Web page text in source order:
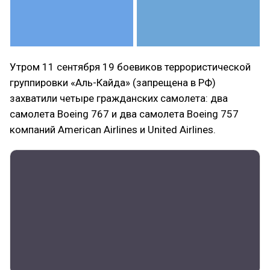
Утром 11 сентября 19 боевиков террористической
группировки «Аль-Кайда» (запрещена в РФ)
захватили четыре гражданских самолета: два
самолета Boeing 767 и два самолета Boeing 757
компаний American Airlines и United Airlines.